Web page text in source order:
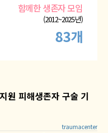
함께한 생존자 모임
(2012~2025년)
83개
원 피해생존자 구술 기
traumacenter